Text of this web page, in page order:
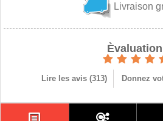
Livraison
Èvaluation
Lire les avis (313) Donnez